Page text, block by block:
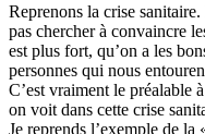
Reprenons la crise
pas chercher à convaincre
est plus fort, qu’on a les
personnes qui nous
C’est vraiment le préalable
on voit dans cette crise
Je reprends l’exemple de la